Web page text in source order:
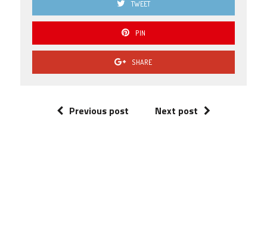
TWEET
PIN
SHARE
Previous post Next post